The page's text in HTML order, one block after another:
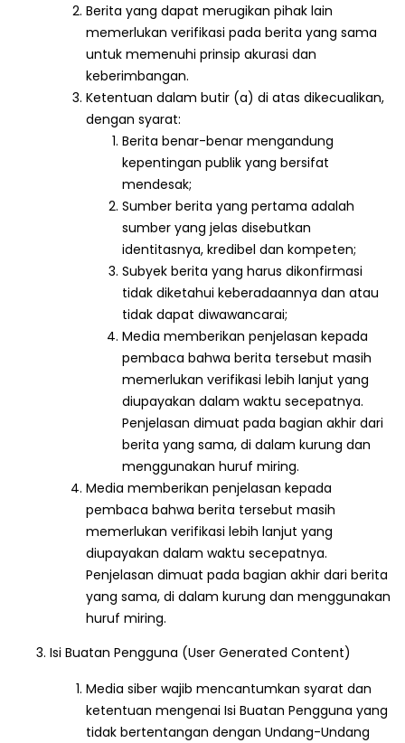
Berita yang dapat merugikan pihak lain
memerlukan verifikasi pada berita yang sama
untuk memenuhi prinsip akurasi dan
keberimbangan.
Ketentuan dalam butir (a) di atas dikecualikan,
dengan syarat:
Berita benar-benar mengandung
kepentingan publik yang bersifat
mendesak;
Sumber berita yang pertama adalah
sumber yang jelas disebutkan
identitasnya, kredibel dan kompeten;
Subyek berita yang harus dikonfirmasi
tidak diketahui keberadaannya dan atau
tidak dapat diwawancarai;
Media memberikan penjelasan kepada
pembaca bahwa berita tersebut masih
memerlukan verifikasi lebih lanjut yang
diupayakan dalam waktu secepatnya.
Penjelasan dimuat pada bagian akhir dari
berita yang sama, di dalam kurung dan
menggunakan huruf miring.
Media memberikan penjelasan kepada
pembaca bahwa berita tersebut masih
memerlukan verifikasi lebih lanjut yang
diupayakan dalam waktu secepatnya.
Penjelasan dimuat pada bagian akhir dari berita
yang sama, di dalam kurung dan menggunakan
huruf miring.
Isi Buatan Pengguna (User Generated Content)
Media siber wajib mencantumkan syarat dan
ketentuan mengenai Isi Buatan Pengguna yang
tidak bertentangan dengan Undang-Undang